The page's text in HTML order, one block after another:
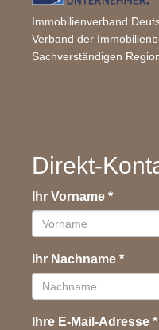
Immobilienverband
Verband der
Sachverständigen
Direkt-
Ihr Vorname *
Ihr Nachname *
Ihre E-Mail-Adresse *